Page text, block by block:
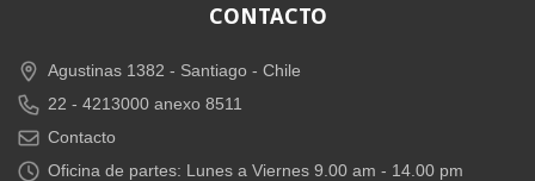
CONTACTO
Agustinas 1382 - Santiago - Chile
22 - 4213000 anexo 8511
Contacto
Oficina de partes: Lunes a Viernes 9.00 am - 14.00 pm